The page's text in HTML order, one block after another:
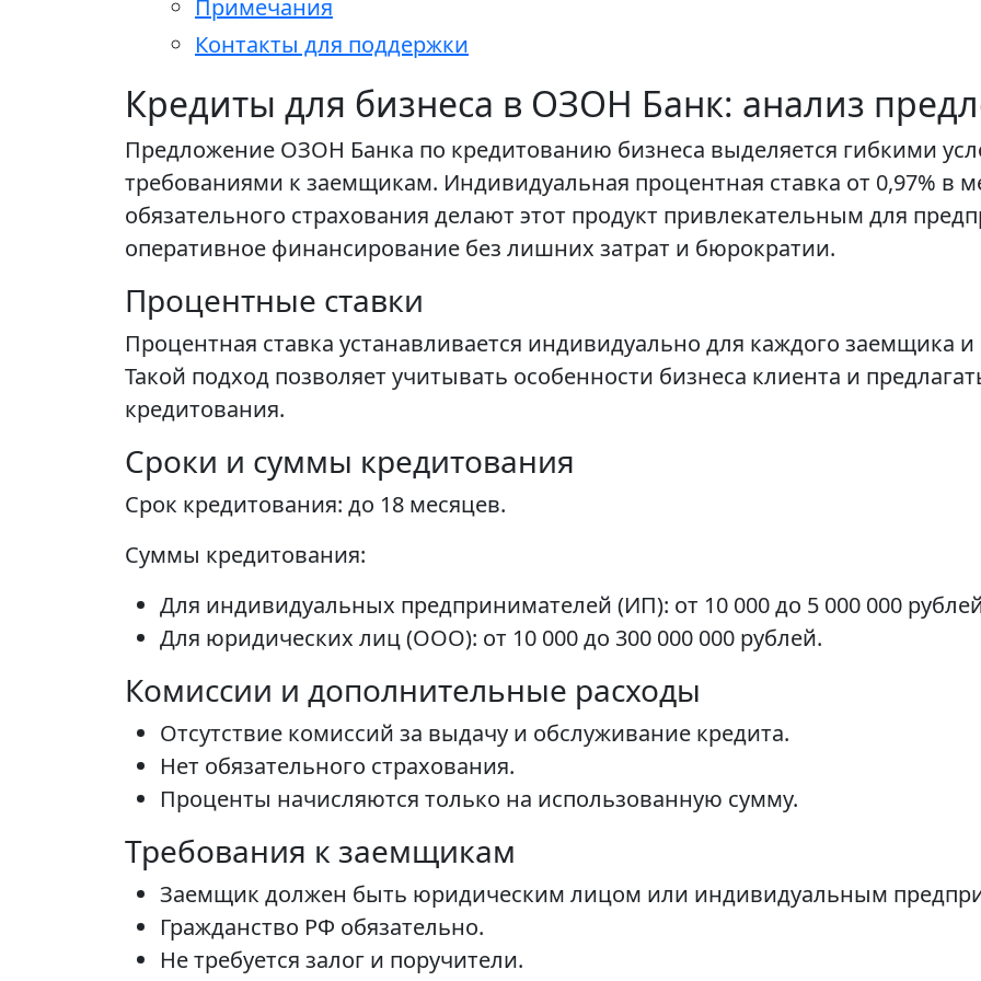
Примечания
Контакты для поддержки
Кредиты для бизнеса в ОЗОН Банк: анализ
Предложение ОЗОН Банка по кредитованию бизнеса выделяется гибкими
требованиями к заемщикам. Индивидуальная процентная ставка от 0,97% в
обязательного страхования делают этот продукт привлекательным для
оперативное финансирование без лишних затрат и бюрократии.
Процентные ставки
Процентная ставка устанавливается индивидуально для каждого заемщика и
Такой подход позволяет учитывать особенности бизнеса клиента и
кредитования.
Сроки и суммы кредитования
Срок кредитования: до 18 месяцев.
Суммы кредитования:
Для индивидуальных предпринимателей (ИП): от 10 000 до 5 000 000
Для юридических лиц (ООО): от 10 000 до 300 000 000 рублей.
Комиссии и дополнительные расходы
Отсутствие комиссий за выдачу и обслуживание кредита.
Нет обязательного страхования.
Проценты начисляются только на использованную сумму.
Требования к заемщикам
Заемщик должен быть юридическим лицом или индивидуальным
Гражданство РФ обязательно.
Не требуется залог и поручители.